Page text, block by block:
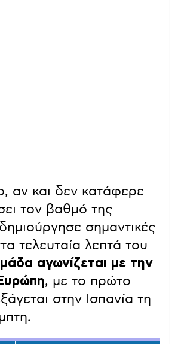
αν και δεν κατάφερε
τον βαθμό της
σημαντικές
τελευταία λεπτά του
αγωνίζεται με την
, με το πρώτο
στην Ισπανία τη